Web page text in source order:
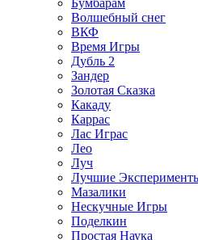
Бумбарам
Волшебный снег
ВКФ
Время Игры
Дубль 2
Зандер
Золотая Сказка
Какаду
Каррас
Лас Играс
Лео
Луч
Лучшие
Мазалики
Нескучные Игры
Поделкин
Простая Наука